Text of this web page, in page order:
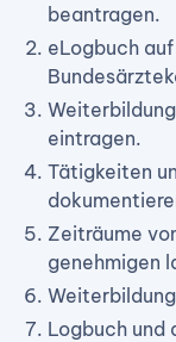
beantragen.
eLogbuch
eintragen.
Tätigkeiten
Zeiträume
genehmigen
Logbuch und